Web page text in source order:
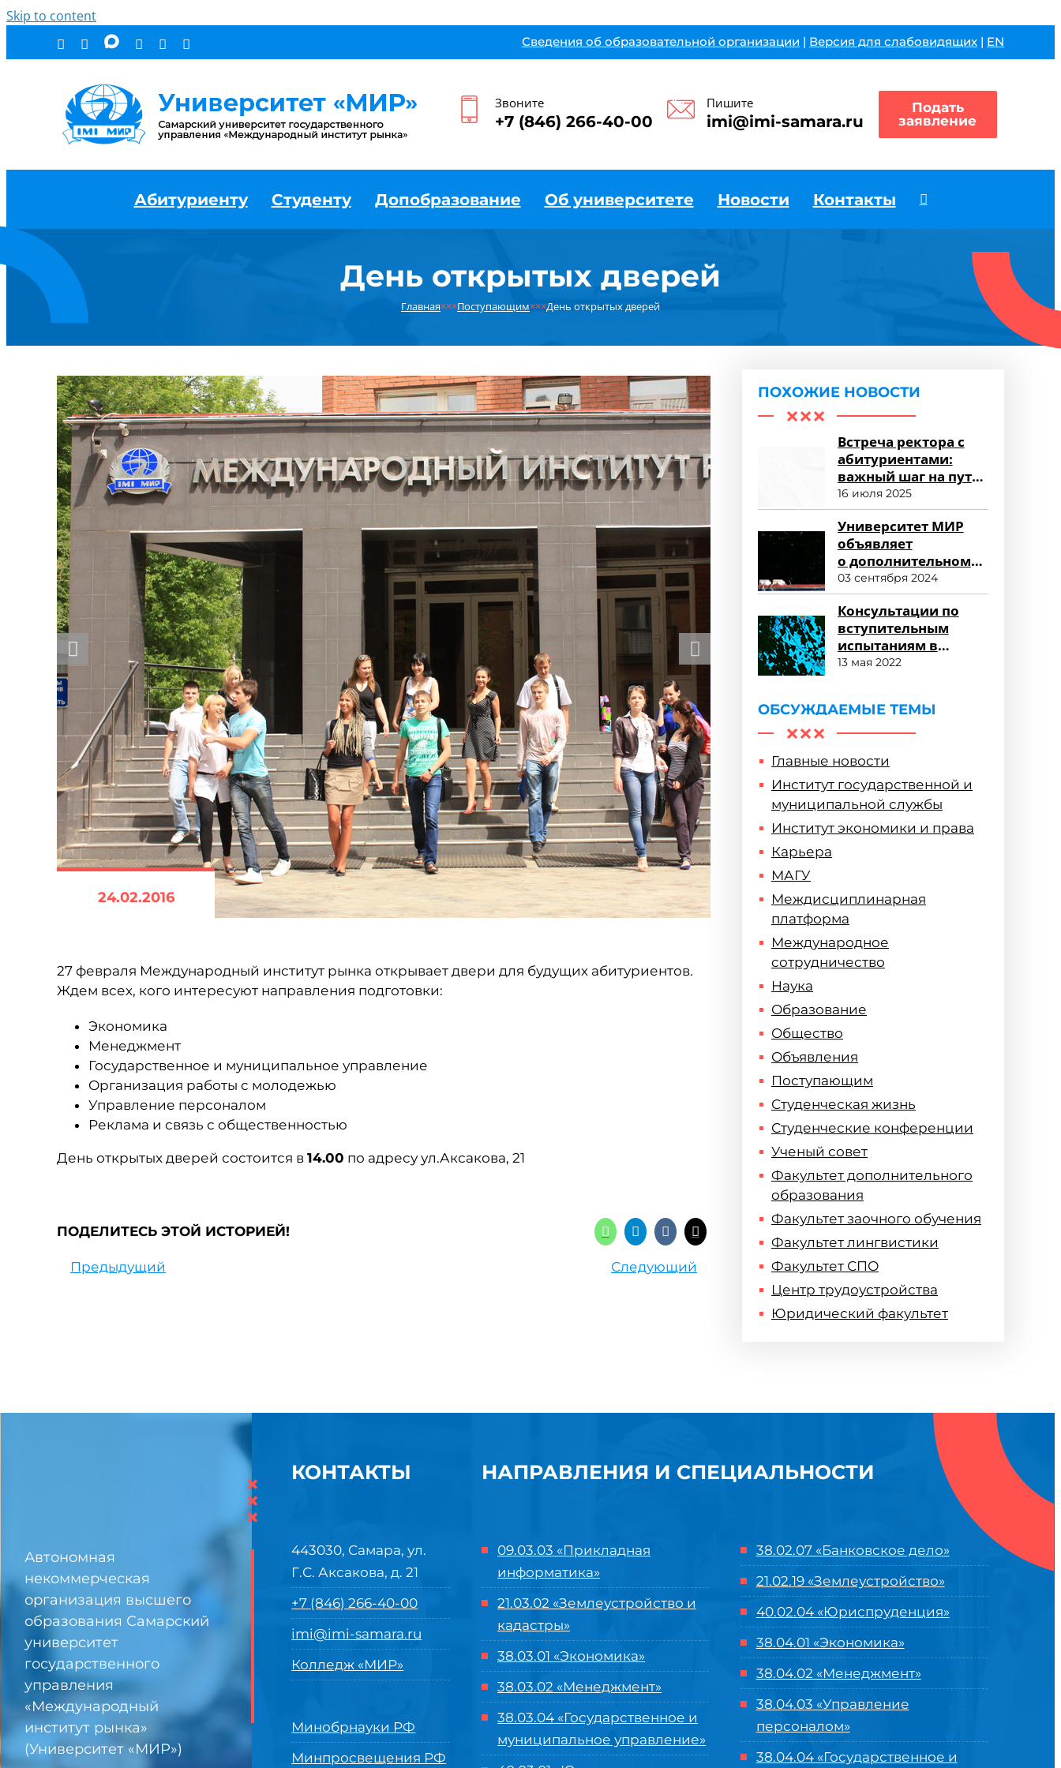
Skip to content
Сведения об образовательной организации | Версия для слабовидящих | EN
Звоните
+7 (846) 266-40-00
Пишите
imi@imi-samara.ru
Подать
заявление
Абитуриенту Студенту Допобразование Об университете Новости Контакты
День открытых дверей
Главная×××Поступающим×××День открытых дверей
24.02.2016
27 февраля Международный институт рынка открывает двери для будущих абитуриентов.
Ждем всех, кого интересуют направления подготовки:
Экономика
Менеджмент
Государственное и муниципальное управление
Организация работы с молодежью
Управление персоналом
Реклама и связь с общественностью
День открытых дверей состоится в 14.00 по адресу ул.Аксакова, 21
ПОДЕЛИТЕСЬ ЭТОЙ ИСТОРИЕЙ!
Предыдущий Следующий
ПОХОЖИЕ НОВОСТИ
Встреча ректора с
абитуриентами:
важный шаг на пути
к успешному
зачислению
16 июля 2025
Университет МИР
объявляет
о дополнительном
наборе
и продолжении
приема заявлений
03 сентября 2024
Консультации по
вступительным
испытаниям в
магистратуру
13 мая 2022
ОБСУЖДАЕМЫЕ ТЕМЫ
Главные новости
Институт государственной и
муниципальной службы
Институт экономики и права
Карьера
МАГУ
Междисциплинарная
платформа
Международное
сотрудничество
Наука
Образование
Общество
Объявления
Поступающим
Студенческая жизнь
Студенческие конференции
Ученый совет
Факультет дополнительного
образования
Факультет заочного обучения
Факультет лингвистики
Факультет СПО
Центр трудоустройства
Юридический факультет
Автономная
некоммерческая
организация высшего
образования Самарский
университет
государственного
управления
«Международный
институт рынка»
(Университет «МИР»)
×
×
×
КОНТАКТЫ
443030, Самара, ул.
Г.С. Аксакова, д. 21
+7 (846) 266-40-00
imi@imi-samara.ru
Колледж «МИР»
Минобрнауки РФ
Минпросвещения РФ
НАПРАВЛЕНИЯ И СПЕЦИАЛЬНОСТИ
09.03.03 «Прикладная
информатика»
21.03.02 «Землеустройство и
кадастры»
38.03.01 «Экономика»
38.03.02 «Менеджмент»
38.03.04 «Государственное и
муниципальное управление»
38.02.07 «Банковское дело»
21.02.19 «Землеустройство»
40.02.04 «Юриспруденция»
38.04.01 «Экономика»
38.04.02 «Менеджмент»
38.04.03 «Управление
персоналом»
38.04.04 «Государственное и